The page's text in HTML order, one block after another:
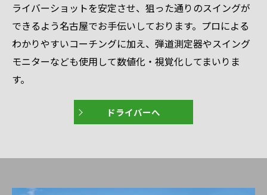
ライバーショットを安定させ、狙った通りのスイングが
できるよう名古屋でお手伝いしております。プロによる
わかりやすいコーチングに加え、弾道測定器やスイング
モニターなども使用して数値化・視覚化してまいりま
す。
ドライバーへ